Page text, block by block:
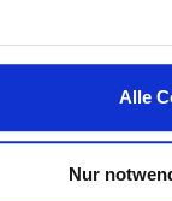
Alle
Nur